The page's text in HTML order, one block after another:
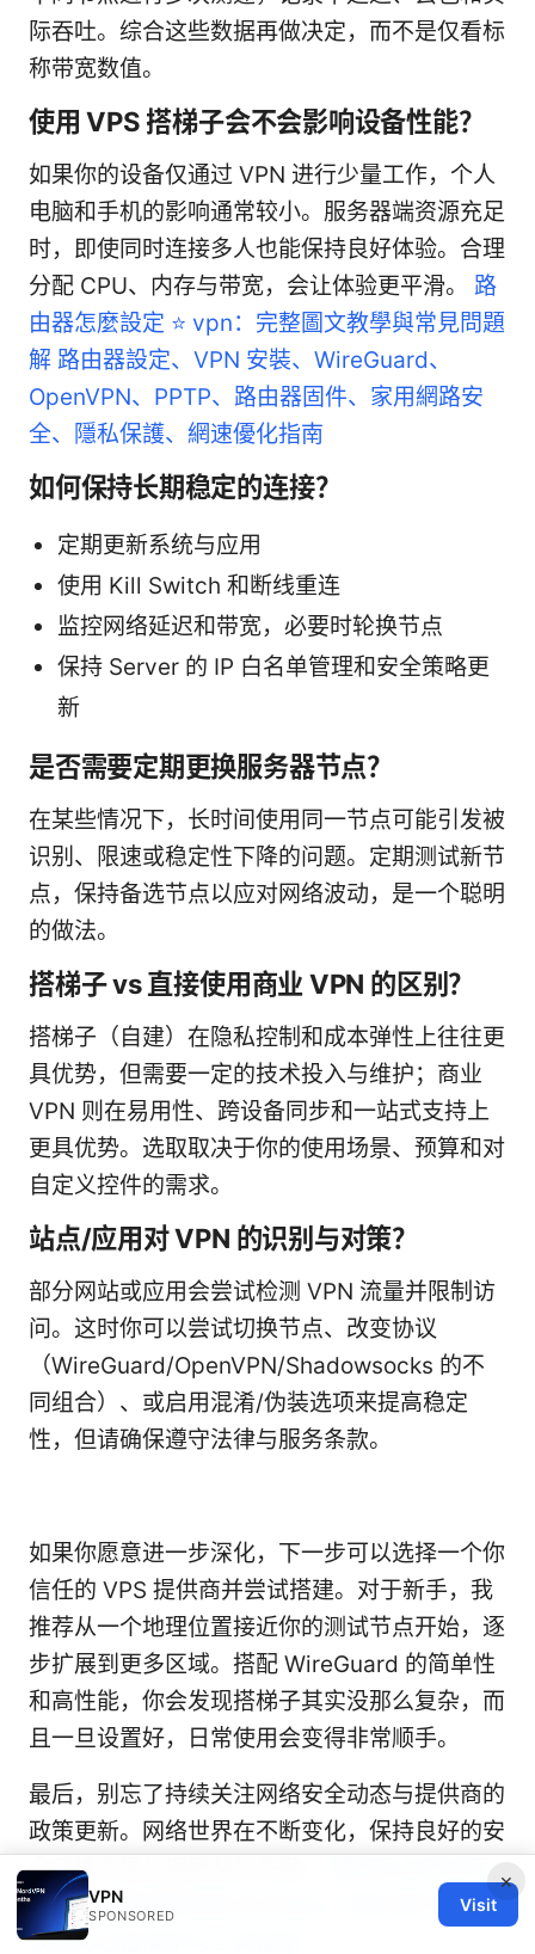
际吞吐。综合这些数据再做决定，而不是仅看标
称带宽数值。
使用 VPS 搭梯子会不会影响设备性能？
如果你的设备仅通过 VPN 进行少量工作，个人
电脑和手机的影响通常较小。服务器端资源充足
时，即使同时连接多人也能保持良好体验。合理
分配 CPU、内存与带宽，会让体验更平滑。 路
由器怎麼設定 ⭐ vpn：完整圖文教學與常見問題
解 路由器設定、VPN 安裝、WireGuard、
OpenVPN、PPTP、路由器固件、家用網路安
全、隱私保護、網速優化指南
如何保持长期稳定的连接？
定期更新系统与应用
使用 Kill Switch 和断线重连
监控网络延迟和带宽，必要时轮换节点
保持 Server 的 IP 白名单管理和安全策略更
新
是否需要定期更换服务器节点？
在某些情况下，长时间使用同一节点可能引发被
识别、限速或稳定性下降的问题。定期测试新节
点，保持备选节点以应对网络波动，是一个聪明
的做法。
搭梯子 vs 直接使用商业 VPN 的区别？
搭梯子（自建）在隐私控制和成本弹性上往往更
具优势，但需要一定的技术投入与维护；商业
VPN 则在易用性、跨设备同步和一站式支持上
更具优势。选取取决于你的使用场景、预算和对
自定义控件的需求。
站点/应用对 VPN 的识别与对策？
部分网站或应用会尝试检测 VPN 流量并限制访
问。这时你可以尝试切换节点、改变协议
（WireGuard/OpenVPN/Shadowsocks 的不
同组合）、或启用混淆/伪装选项来提高稳定
性，但请确保遵守法律与服务条款。
如果你愿意进一步深化，下一步可以选择一个你
信任的 VPS 提供商并尝试搭建。对于新手，我
推荐从一个地理位置接近你的测试节点开始，逐
步扩展到更多区域。搭配 WireGuard 的简单性
和高性能，你会发现搭梯子其实没那么复杂，而
且一旦设置好，日常使用会变得非常顺手。
最后，别忘了持续关注网络安全动态与提供商的
政策更新。网络世界在不断变化，保持良好的安
全习惯才是长期受益的关键。
站：全面整理翻墙后访问自由、隐私保护与资源
获取的必备清单与工具指南
×
VPN
SPONSORED
Visit